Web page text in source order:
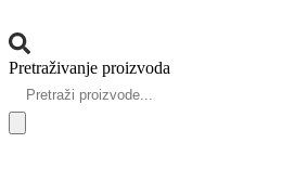
Pretraživanje proizvoda